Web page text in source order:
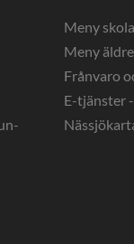
Meny skola
Meny
Frånvaro
E-tjänster